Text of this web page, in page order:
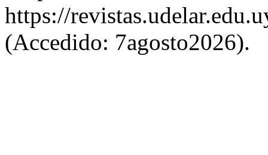
https://
(Accedido: 7agosto2026).